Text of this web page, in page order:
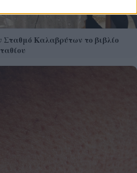
Σταθμό Καλαβρύτων το βιβλίο